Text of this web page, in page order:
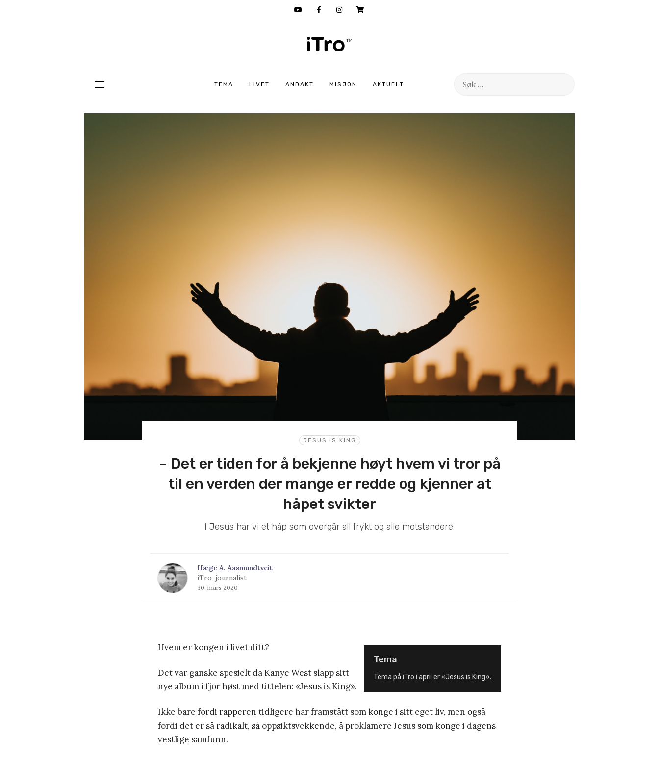
TEMA LIVET ANDAKT MISJON AKTUELT
Søk
Hopp
JESUS IS KING
– Det er tiden for å bekjenne høyt hvem vi tror på
til en verden der mange er redde og kjenner at
håpet svikter
I Jesus har vi et håp som overgår all frykt og alle motstandere.
Hæge A. Aasmundtveit
iTro-journalist
30. mars 2020
Tema
Tema på iTro i april er «Jesus is King».
Hvem er kongen i livet ditt?
Det var ganske spesielt da Kanye West slapp sitt
nye album i fjor høst med tittelen: «Jesus is King».
Ikke bare fordi rapperen tidligere har framstått som konge i sitt eget liv, men også
fordi det er så radikalt, så oppsiktsvekkende, å proklamere Jesus som konge i dagens
vestlige samfunn.